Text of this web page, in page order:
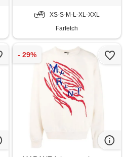
XS-S-M-L-XL-XXL
Farfetch